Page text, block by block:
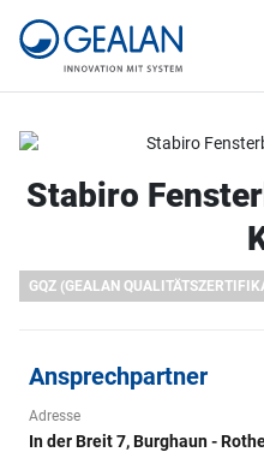
Stabiro
GQZ (GEALAN
Ansprechpartner
Adresse
In der Breit 7, Burghaun -